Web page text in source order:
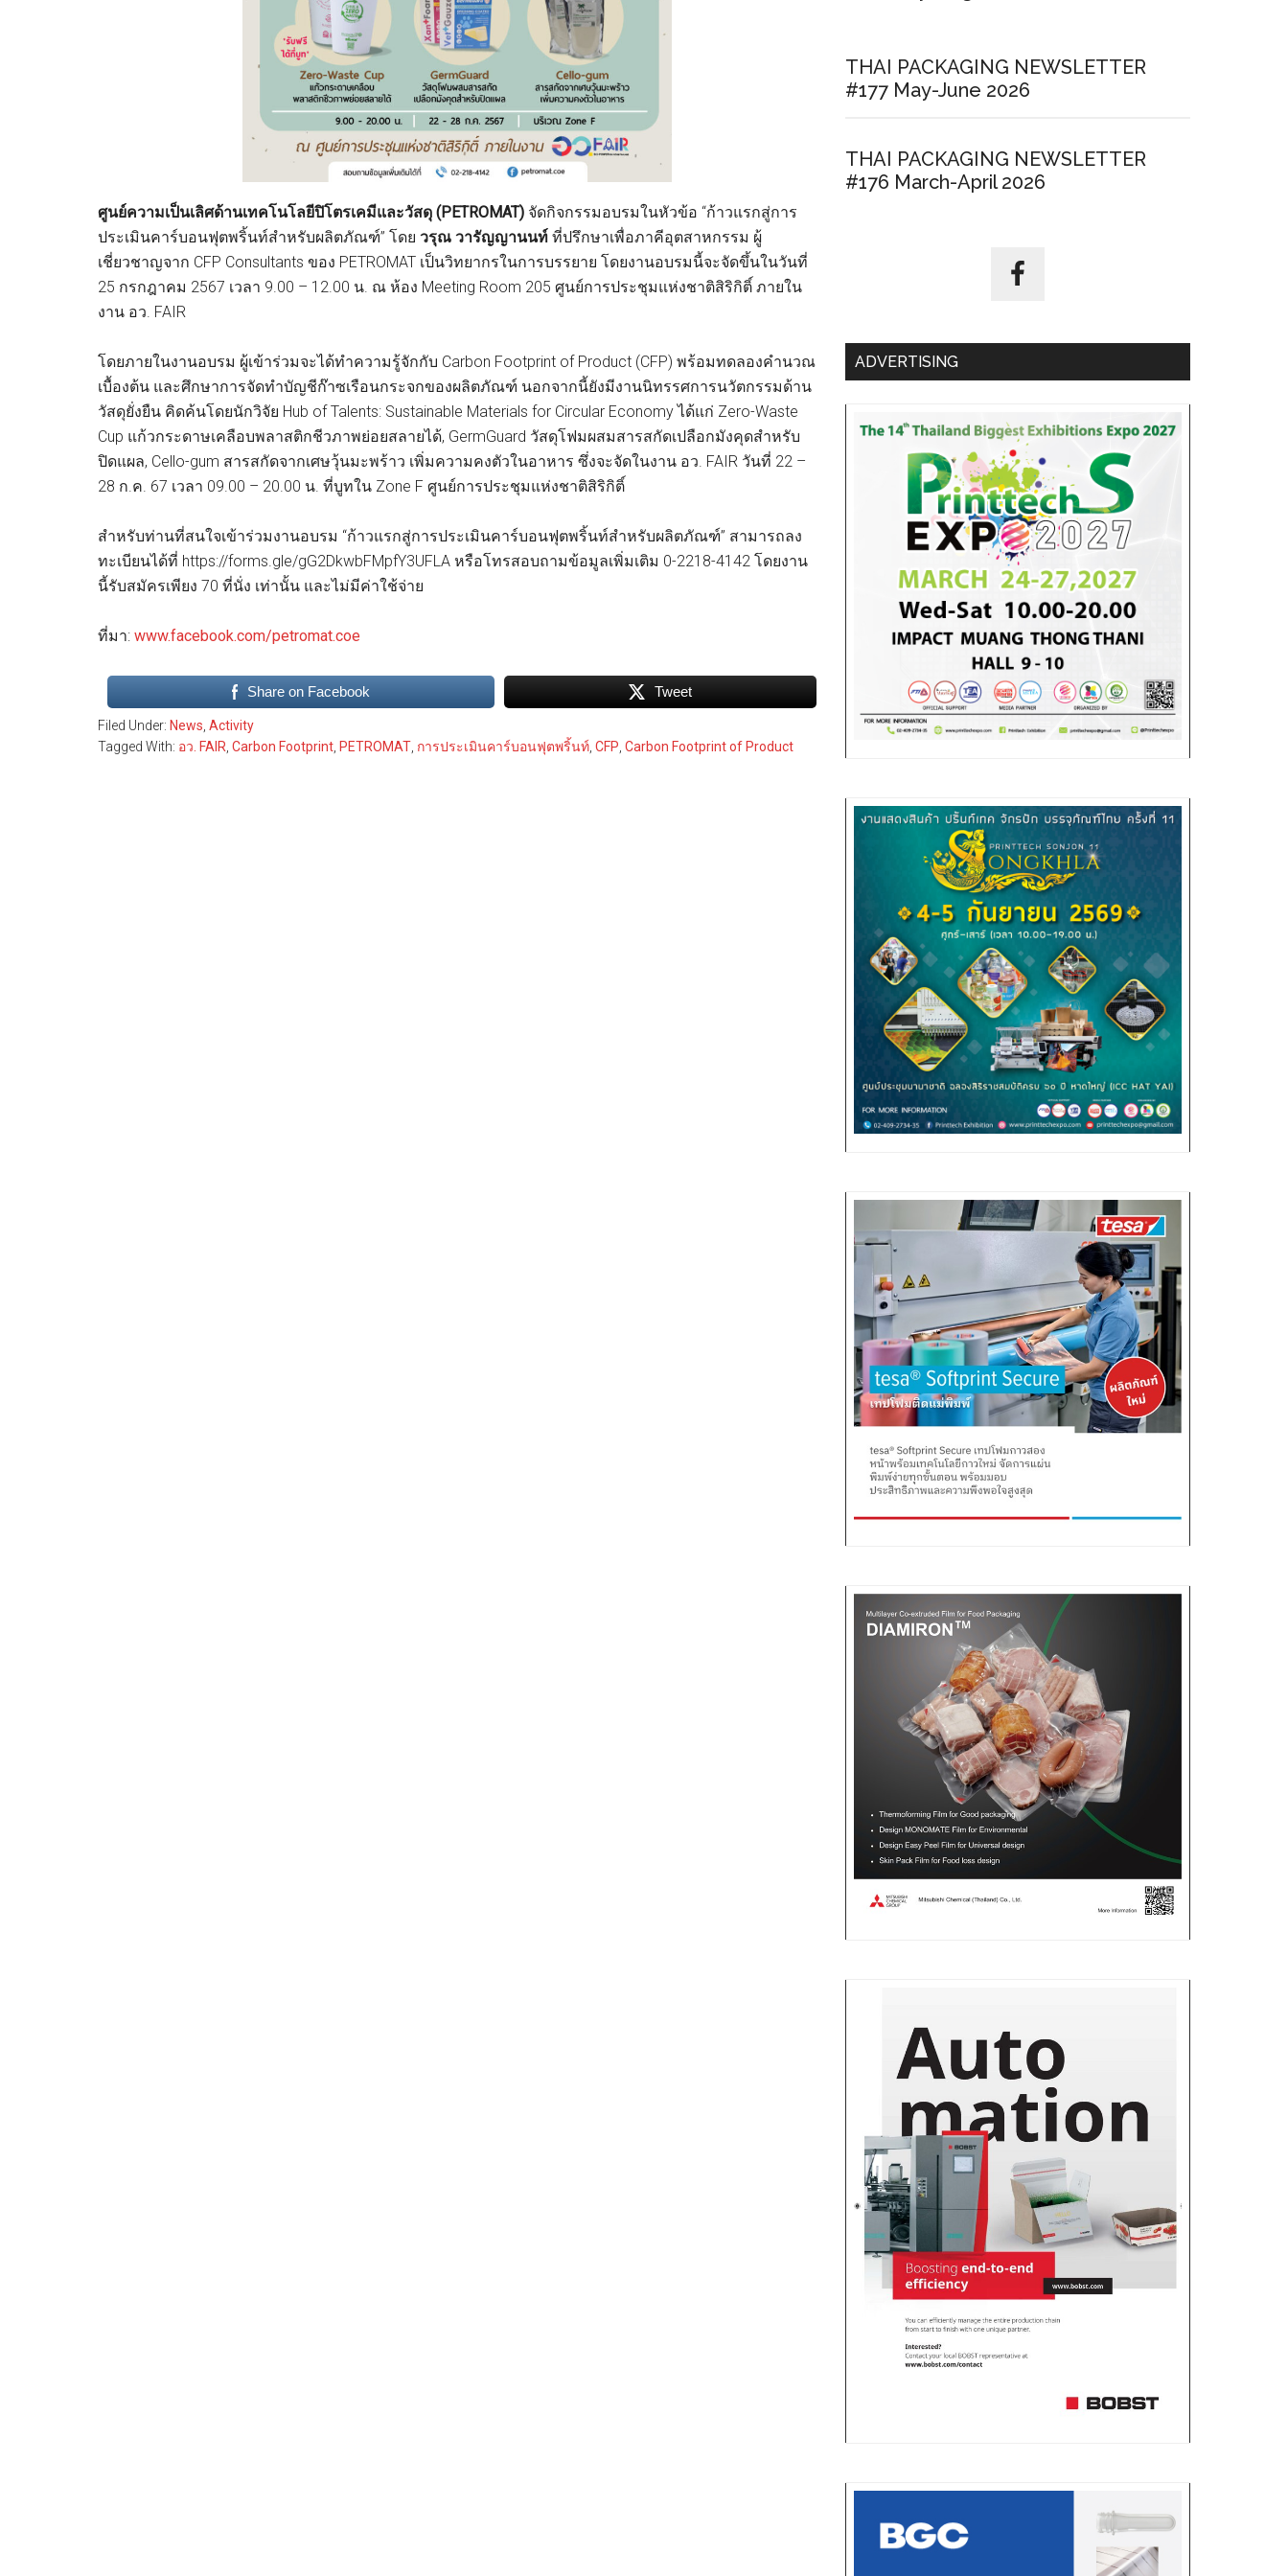
ศูนย์ความเป็นเลิศด้านเทคโนโลยีปิโตรเคมีและวัสดุ (PETROMAT) จัดกิจกรรมอบรมในหัวข้อ “ก้าวแรกสู่การ
ประเมินคาร์บอนฟุตพริ้นท์สำหรับผลิตภัณฑ์” โดย วรุณ วารัญญานนท์ ที่ปรึกษาเพื่อภาคีอุตสาหกรรม ผู้
เชี่ยวชาญจาก CFP Consultants ของ PETROMAT เป็นวิทยากรในการบรรยาย โดยงานอบรมนี้จะจัดขึ้นในวันที่
25 กรกฎาคม 2567 เวลา 9.00 – 12.00 น. ณ ห้อง Meeting Room 205 ศูนย์การประชุมแห่งชาติสิริกิติ์ ภายใน
งาน อว. FAIR
โดยภายในงานอบรม ผู้เข้าร่วมจะได้ทำความรู้จักกับ Carbon Footprint of Product (CFP) พร้อมทดลองคำนวณ
เบื้องต้น และศึกษาการจัดทำบัญชีก๊าซเรือนกระจกของผลิตภัณฑ์ นอกจากนี้ยังมีงานนิทรรศการนวัตกรรมด้าน
วัสดุยั่งยืน คิดค้นโดยนักวิจัย Hub of Talents: Sustainable Materials for Circular Economy ได้แก่ Zero-Waste
Cup แก้วกระดาษเคลือบพลาสติกชีวภาพย่อยสลายได้, GermGuard วัสดุโฟมผสมสารสกัดเปลือกมังคุดสำหรับ
ปิดแผล, Cello-gum สารสกัดจากเศษวุ้นมะพร้าว เพิ่มความคงตัวในอาหาร ซึ่งจะจัดในงาน อว. FAIR วันที่ 22 –
28 ก.ค. 67 เวลา 09.00 – 20.00 น. ที่บูทใน Zone F ศูนย์การประชุมแห่งชาติสิริกิติ์
สำหรับท่านที่สนใจเข้าร่วมงานอบรม “ก้าวแรกสู่การประเมินคาร์บอนฟุตพริ้นท์สำหรับผลิตภัณฑ์” สามารถลง
ทะเบียนได้ที่ https://forms.gle/gG2DkwbFMpfY3UFLA หรือโทรสอบถามข้อมูลเพิ่มเติม 0-2218-4142 โดยงาน
นี้รับสมัครเพียง 70 ที่นั่ง เท่านั้น และไม่มีค่าใช้จ่าย
ที่มา: www.facebook.com/petromat.coe
Share on Facebook Tweet
Filed Under: News Activity
Tagged With: อว. FAIR Carbon Footprint PETROMAT การประเมินคาร์บอนฟุตพริ้นท์ CFP Carbon Footprint of Product
THAI PACKAGING NEWSLETTER
#177 May-June 2026
THAI PACKAGING NEWSLETTER
#176 March-April 2026
ADVERTISING